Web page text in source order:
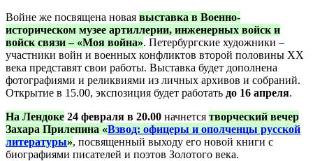
Войне же посвящена новая выставка в Военно-
историческом музее артиллерии, инженерных войск и
войск связи – «Моя война». Петербургские художники –
участники войн и военных конфликтов второй половины XX
века представят свои работы. Выставка будет дополнена
фотографиями и реликвиями из личных архивов и собраний.
Открытие в 15.00, экспозиция будет работать до 16 апреля.
На Лендоке 24 февраля в 20.00 начнется творческий вечер
Захара Прилепина «Взвод: офицеры и ополченцы русской
литературы», посвященный выходу его новой книги с
биографиями писателей и поэтов Золотого века.